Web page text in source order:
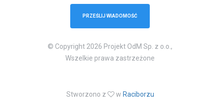
PRZEŚLIJ WIADOMOŚĆ
© Copyright 2026 Projekt OdM Sp. z o.o.,
Wszelkie prawa zastrzeżone
Stworzono z w Raciborzu